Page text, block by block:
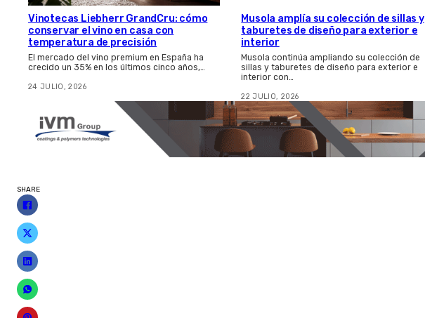
Vinotecas Liebherr GrandCru: cómo
conservar el vino en casa con
temperatura de precisión
El mercado del vino premium en España ha
crecido un 35% en los últimos cinco años,…
24 JULIO, 2026
Musola amplía su colección de sillas y
taburetes de diseño para exterior e
interior
Musola continúa ampliando su colección de
sillas y taburetes de diseño para exterior e
interior con…
22 JULIO, 2026
SHARE